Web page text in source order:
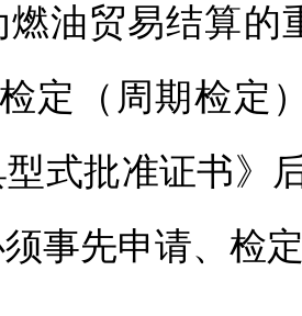
油贸易结算的
定（周期检定
型式批准证书
事先申请、检